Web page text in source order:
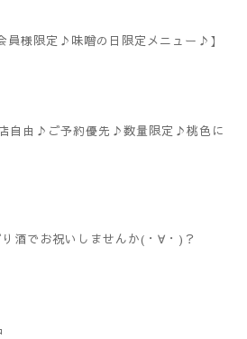
様限定♪味噌の日限定メニュー♪】
自由♪ご予約優先♪数量限定♪桃色に
酒でお祝いしませんか(・∀・)？